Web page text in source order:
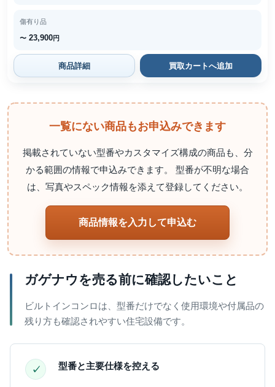
傷有り品
〜 23,900円
商品詳細 買取カートへ追加
一覧にない商品もお申込みできます
掲載されていない型番やカスタマイズ構成の商品も、分
かる範囲の情報で申込みできます。 型番が不明な場合
は、写真やスペック情報を添えて登録してください。
商品情報を入力して申込む
ガゲナウを売る前に確認したいこと
ビルトインコンロは、型番だけでなく使用環境や付属品の
残り方も確認されやすい住宅設備です。
型番と主要仕様を控える